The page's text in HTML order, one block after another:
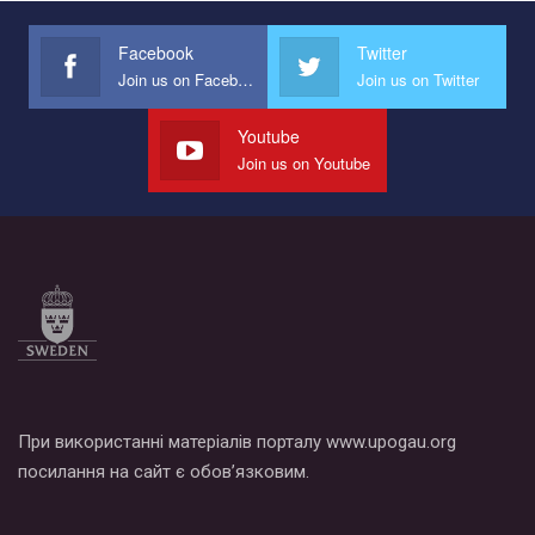
Facebook
Join us on Facebook
Twitter
Join us on Twitter
Youtube
Join us on Youtube
При використанні матеріалів порталу www.upogau.org
посилання на сайт є обов’язковим.